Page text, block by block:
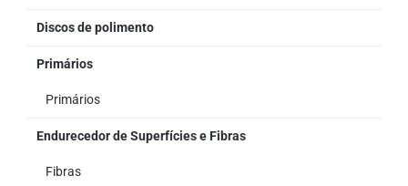
Discos de polimento
Primários
Primários
Endurecedor de Superfícies e Fibras
Fibras